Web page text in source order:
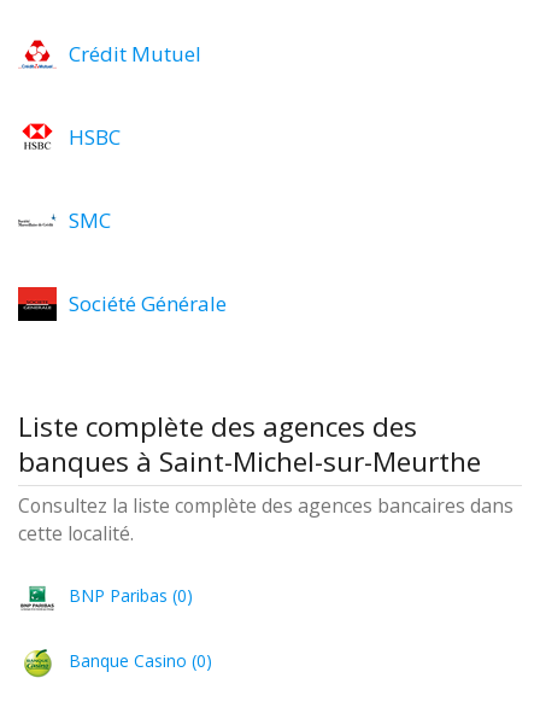
Crédit Mutuel
HSBC
SMC
Société Générale
Liste complète des agences des
banques à Saint-Michel-sur-Meurthe
Consultez la liste complète des agences bancaires dans
cette localité.
BNP Paribas (0)
Banque Casino (0)